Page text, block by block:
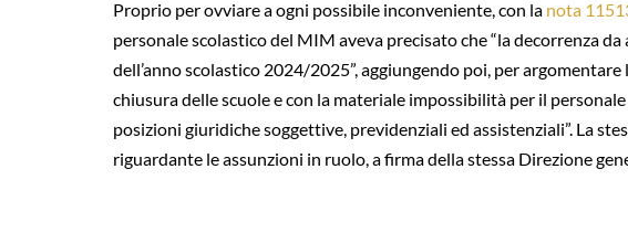
Proprio per ovviare a ogni possibile inconveniente, con lanota
personale scolastico del MIM aveva precisato che “la decorrenza
dell’anno scolastico 2024/2025”, aggiungendo poi, per
chiusura delle scuole e con la materiale impossibilità per il
posizioni giuridiche soggettive, previdenziali ed assistenziali”. La
riguardante le assunzioni in ruolo, a firma della stessa Direzione